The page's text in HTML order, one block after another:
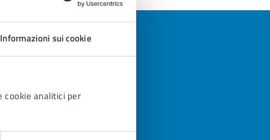
Informazioni sui cookie
cookie analitici per